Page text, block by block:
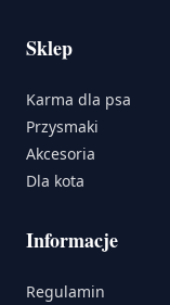
Sklep
Karma dla psa
Przysmaki
Akcesoria
Dla kota
Informacje
Regulamin